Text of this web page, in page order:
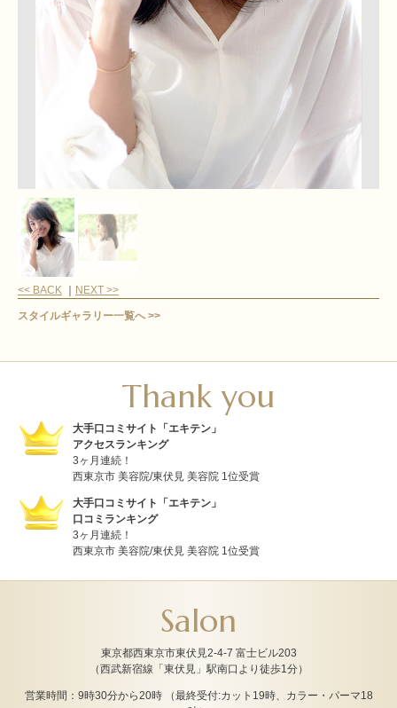
<< BACK NEXT >>
スタイルギャラリー一覧へ >>
Thank you
大手口コミサイト「エキテン」
アクセスランキング
3ヶ月連続！
西東京市 美容院/東伏見 美容院 1位受賞
大手口コミサイト「エキテン」
口コミランキング
3ヶ月連続！
西東京市 美容院/東伏見 美容院 1位受賞
Salon
東京都西東京市東伏見2-4-7 富士ビル203
（西武新宿線「東伏見」駅南口より徒歩1分）
営業時間：9時30分から20時 （最終受付:カット19時、カラー・パーマ18